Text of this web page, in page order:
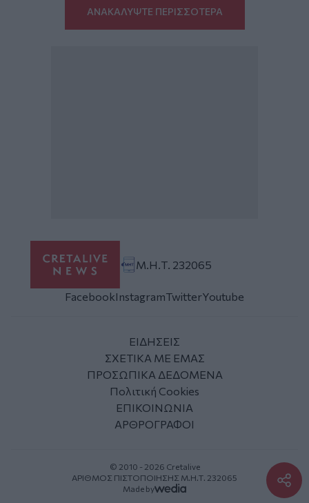
ΑΝΑΚΑΛΥΨΤΕ ΠΕΡΙΣΣΟΤΕΡΑ
Μ.Η.Τ. 232065
FacebookInstagramTwitterYoutube
ΕΙΔΗΣΕΙΣ
ΣΧΕΤΙΚΑ ΜΕ ΕΜΑΣ
ΠΡΟΣΩΠΙΚΑ ΔΕΔΟΜΕΝΑ
Πολιτική Cookies
ΕΠΙΚΟΙΝΩΝΙΑ
ΑΡΘΡΟΓΡΑΦΟΙ
© 2010 - 2026 Cretalive
ΑΡΙΘΜΟΣ ΠΙΣΤΟΠΟΙΗΣΗΣ Μ.Η.Τ. 232065
Made by